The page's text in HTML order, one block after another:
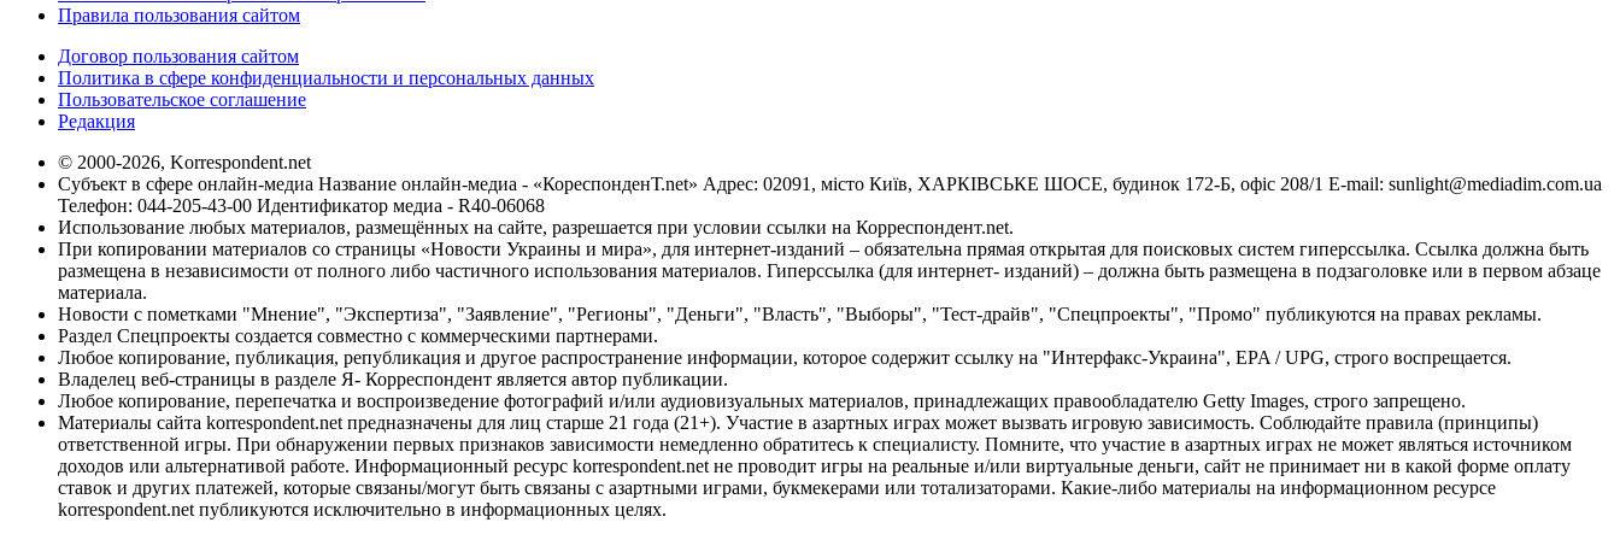
Правила пользования сайтом
Договор пользования сайтом
Политика в сфере конфиденциальности и персональных данных
Пользовательское соглашение
Редакция
© 2000-2026, Korrespondent.net
Субъект в сфере онлайн-медиа Название онлайн-медиа - «КореспонденТ.net» Адрес: 02091, місто Київ, ХАРКІВСЬКЕ ШОСЕ, будинок 172-Б, офіс 208/1 E-mail: sunlight@mediadim.com.ua
Телефон: 044-205-43-00 Идентификатор медиа - R40-06068
Использование любых материалов, размещённых на сайте, разрешается при условии ссылки на Корреспондент.net.
При копировании материалов со страницы «Новости Украины и мира», для интернет-изданий – обязательна прямая открытая для поисковых систем гиперссылка. Ссылка должна быть
размещена в независимости от полного либо частичного использования материалов. Гиперссылка (для интернет- изданий) – должна быть размещена в подзаголовке или в первом абзаце
материала.
Новости с пометками "Мнение", "Экспертиза", "Заявление", "Регионы", "Деньги", "Власть", "Выборы", "Тест-драйв", "Спецпроекты", "Промо" публикуются на правах рекламы.
Раздел Спецпроекты создается совместно с коммерческими партнерами.
Любое копирование, публикация, републикация и другое распространение информации, которое содержит ссылку на "Интерфакс-Украина", EPA / UPG, строго воспрещается.
Владелец веб-страницы в разделе Я- Корреспондент является автор публикации.
Любое копирование, перепечатка и воспроизведение фотографий и/или аудиовизуальных материалов, принадлежащих правообладателю Getty Images, строго запрещено.
Материалы сайта korrespondent.net предназначены для лиц старше 21 года (21+). Участие в азартных играх может вызвать игровую зависимость. Соблюдайте правила (принципы)
ответственной игры. При обнаружении первых признаков зависимости немедленно обратитесь к специалисту. Помните, что участие в азартных играх не может являться источником
доходов или альтернативой работе. Информационный ресурс korrespondent.net не проводит игры на реальные и/или виртуальные деньги, сайт не принимает ни в какой форме оплату
ставок и других платежей, которые связаны/могут быть связаны с азартными играми, букмекерами или тотализаторами. Какие-либо материалы на информационном ресурсе
korrespondent.net публикуются исключительно в информационных целях.